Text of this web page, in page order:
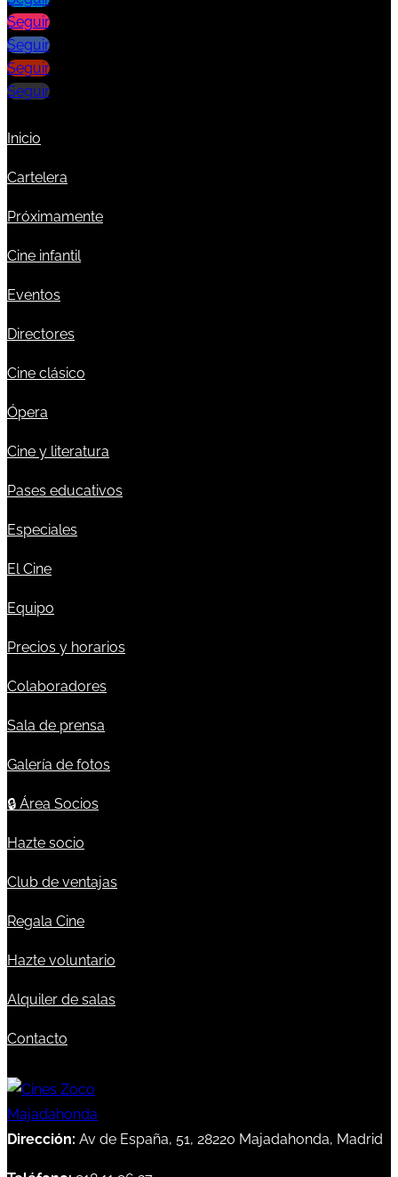
Seguir
Seguir
Seguir
Seguir
Inicio
Cartelera
Próximamente
Cine infantil
Eventos
Directores
Cine clásico
Ópera
Cine y literatura
Pases educativos
Especiales
El Cine
Equipo
Precios y horarios
Colaboradores
Sala de prensa
Galería de fotos
🔒 Área Socios
Hazte socio
Club de ventajas
Regala Cine
Hazte voluntario
Alquiler de salas
Contacto
Dirección: Av de España, 51, 28220 Majadahonda, Madrid